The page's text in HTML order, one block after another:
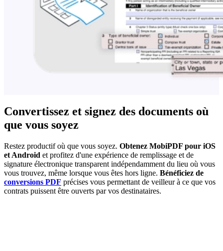
Convertissez et signez des documents où
que vous soyez
Restez productif où que vous soyez. Obtenez MobiPDF pour iOS
et Android et profitez d'une expérience de remplissage et de
signature électronique transparent indépendamment du lieu où vous
vous trouvez, même lorsque vous êtes hors ligne. Bénéficiez de
conversions PDF précises vous permettant de veilleur à ce que vos
contrats puissent être ouverts par vos destinataires.